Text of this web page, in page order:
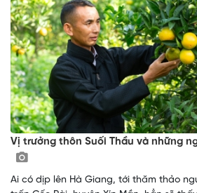
Vị trưởng thôn Suối Thầu và những
Ai có dịp lên Hà Giang, tới thăm thảo